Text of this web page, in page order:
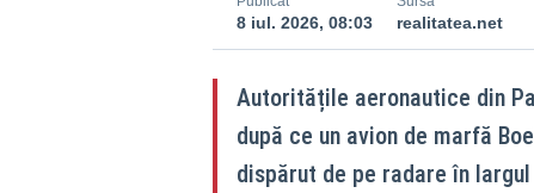
8 iul. 2026, 08:03 realitatea.net
Autoritățile aeronautice din
după ce un avion de marfă
dispărut de pe radare în